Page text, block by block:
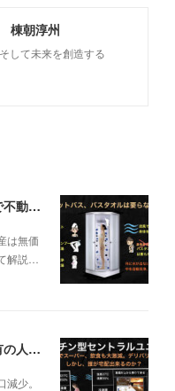
朝淳州
して未来を創造する
一昨日の解説で未曽有の人口減少で不動産は無価値、昨日はそうなった時の建造物について解説、今日からはその設備について解説をして行く。
は無価
解説…
日本の不動産を無価値にする未曽有の人口減少。ではこれからの建築物の構造はどうなるかは既に解説した。今はその内部の内容。その1
少。